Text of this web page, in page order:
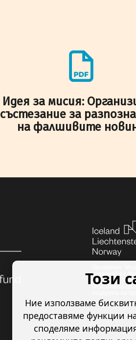
Идея за мисия:
състезание за
на фалшивите
изпълнява с
Исландия,
Основната
Този
Ние използваме
предоставяме функции
споделяме